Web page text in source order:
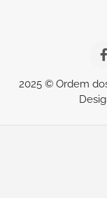
2025 © Ordem